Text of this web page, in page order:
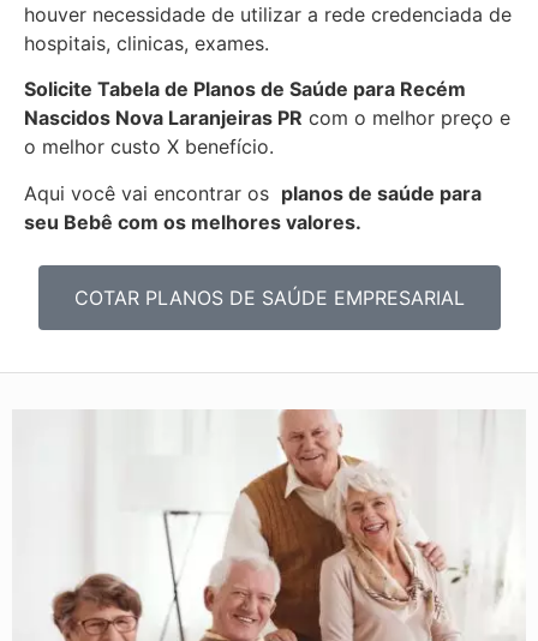
houver necessidade de utilizar a rede credenciada de
hospitais, clinicas, exames.
Solicite Tabela de Planos de Saúde para Recém
Nascidos Nova Laranjeiras PR com o melhor preço e
o melhor custo X benefício.
Aqui você vai encontrar os planos de saúde para
seu Bebê com os melhores valores.
COTAR PLANOS DE SAÚDE EMPRESARIAL